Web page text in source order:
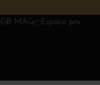
GB MAG Espace pro